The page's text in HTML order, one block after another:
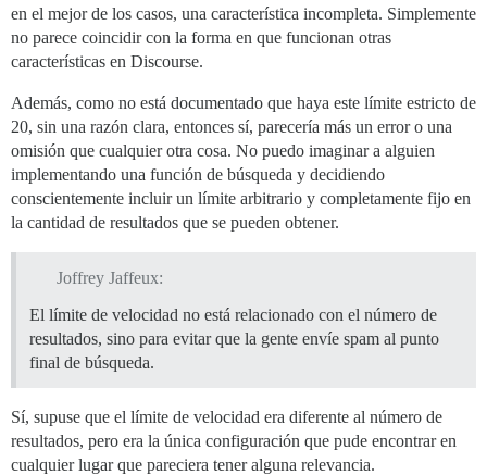
en el mejor de los casos, una característica incompleta. Simplemente
no parece coincidir con la forma en que funcionan otras
características en Discourse.
Además, como no está documentado que haya este límite estricto de
20, sin una razón clara, entonces sí, parecería más un error o una
omisión que cualquier otra cosa. No puedo imaginar a alguien
implementando una función de búsqueda y decidiendo
conscientemente incluir un límite arbitrario y completamente fijo en
la cantidad de resultados que se pueden obtener.
Joffrey Jaffeux:
El límite de velocidad no está relacionado con el número de
resultados, sino para evitar que la gente envíe spam al punto
final de búsqueda.
Sí, supuse que el límite de velocidad era diferente al número de
resultados, pero era la única configuración que pude encontrar en
cualquier lugar que pareciera tener alguna relevancia.